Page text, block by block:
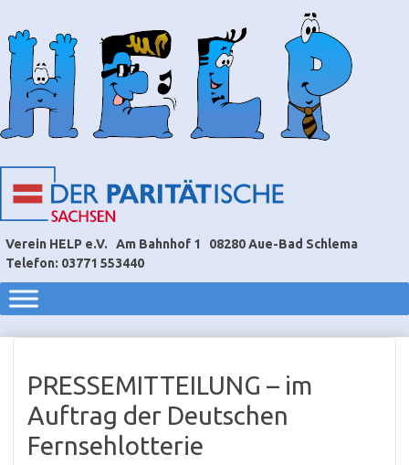
Verein HELP e.V. Am Bahnhof 1
08280 Aue-Bad Schlema
Telefon: 03771 553440
PRESSEMITTEILUNG – im
Auftrag der Deutschen
Fernsehlotterie